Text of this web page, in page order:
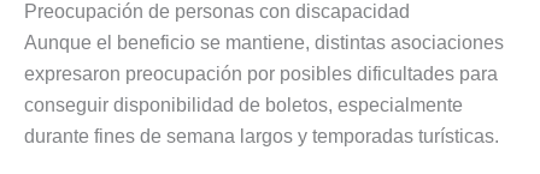
Preocupación de personas con discapacidad
Aunque el beneficio se mantiene, distintas asociaciones
expresaron preocupación por posibles dificultades para
conseguir disponibilidad de boletos, especialmente
durante fines de semana largos y temporadas turísticas.